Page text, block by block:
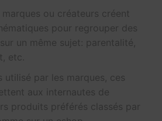
ou créateurs créent
pour regrouper des
un même sujet: parentalité,
etc.
utilisé par les marques, ces
aux internautes de
produits préférés classés par